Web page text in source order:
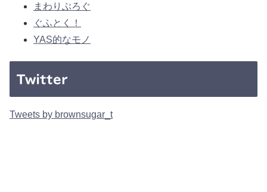
まわりぶろぐ
ぐふとく！
YAS的なモノ
Twitter
Tweets by brownsugar_t